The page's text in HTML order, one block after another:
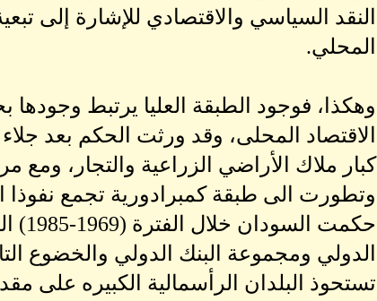
النقد السياسي والاقتصادي للإشارة إلى
المحلي.
وهكذا، فوجود الطبقة العليا يرتبط
كبار ملاك الأراضي الزراعية والتجار، ومع
وتطورت الى طبقة كمبرادورية تجمع نفوذا
الدولي ومجموعة البنك الدولي والخضوع
تستحوذ البلدان الرأسمالية الكبيره على